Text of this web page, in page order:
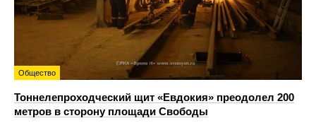
Общество
Тоннелепроходческий щит «Евдокия» преодолел 200
метров в сторону площади Свободы